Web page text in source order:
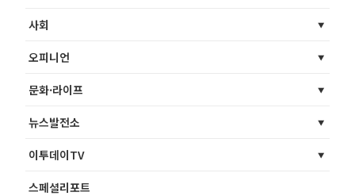
사회
오피니언
문화·라이프
뉴스발전소
이투데이TV
스페셜리포트